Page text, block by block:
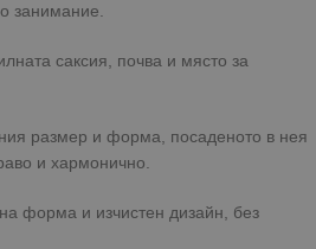
занимание.
саксия, почва и място за
размер и форма, посаденото в нея
и хармонично.
форма и изчистен дизайн, без